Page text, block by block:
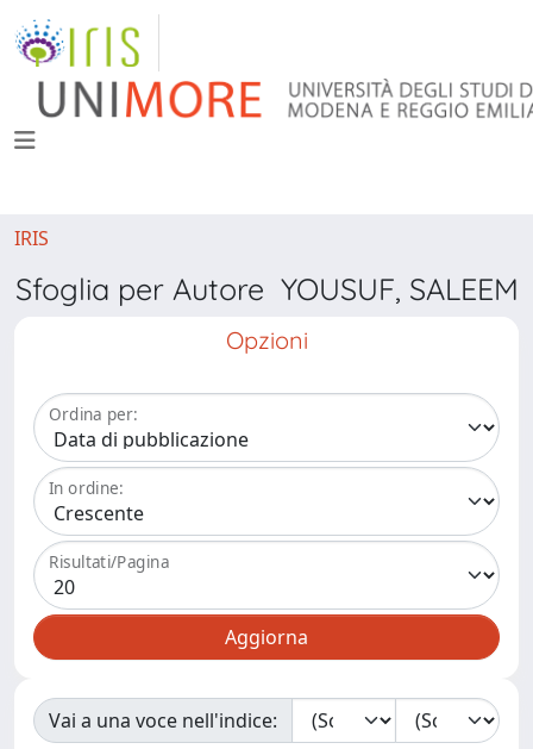
IRIS
Sfoglia per Autore YOUSUF, SALEEM
Opzioni
Ordina per:
In ordine:
Risultati/Pagina
Vai a una voce nell'indice: